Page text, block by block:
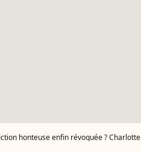
honteuse enfin révoquée ?